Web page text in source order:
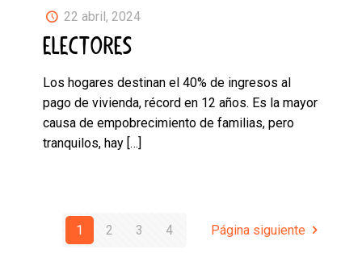
22 abril, 2024
ELECTORES
Los hogares destinan el 40% de ingresos al
pago de vivienda, récord en 12 años. Es la mayor
causa de empobrecimiento de familias, pero
tranquilos, hay […]
1 2 3 4 Página siguiente